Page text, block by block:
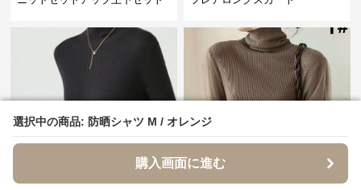
選択中の商品: 防晒シャツ M / オレンジ
購入画面に進む
選択中の商品: 防晒シャツ M / オレンジ
購入画面に進む
¥4,310 (税込) ¥7,100 (税込)